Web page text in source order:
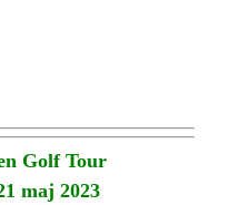
Golf Tour
maj 2023